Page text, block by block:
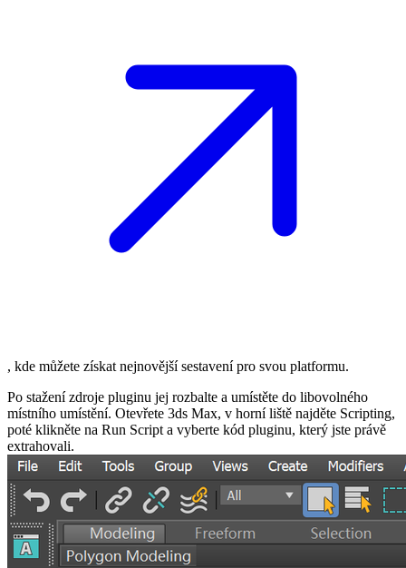
, kde můžete získat nejnovější sestavení pro svou platformu.
Po stažení zdroje pluginu jej rozbalte a umístěte do libovolného
místního umístění. Otevřete 3ds Max, v horní liště najděte Scripting,
poté klikněte na Run Script a vyberte kód pluginu, který jste právě
extrahovali.